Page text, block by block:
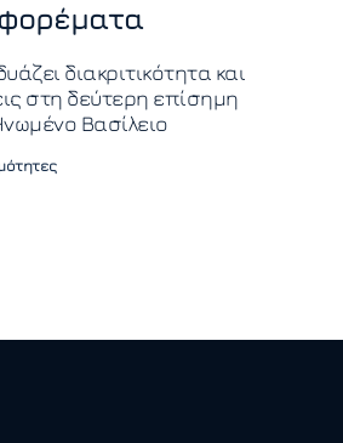
διακριτικότητα και
στη δεύτερη επίσημη
Βασίλειο